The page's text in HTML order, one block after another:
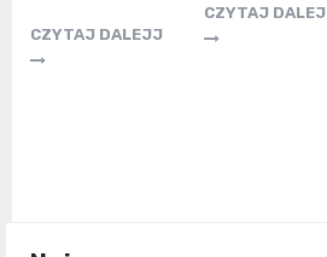
CZYTAJ DALEJJ
CZYTAJ